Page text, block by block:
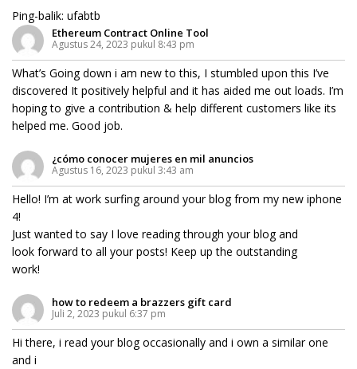
Ping-balik: ufabtb
Ethereum Contract Online Tool
Agustus 24, 2023 pukul 8:43 pm
What’s Going down i am new to this, I stumbled upon this I’ve
discovered It positively helpful and it has aided me out loads. I’m
hoping to give a contribution & help different customers like its
helped me. Good job.
¿cómo conocer mujeres en mil anuncios
Agustus 16, 2023 pukul 3:43 am
Hello! I’m at work surfing around your blog from my new iphone
4!
Just wanted to say I love reading through your blog and
look forward to all your posts! Keep up the outstanding
work!
how to redeem a brazzers gift card
Juli 2, 2023 pukul 6:37 pm
Hi there, i read your blog occasionally and i own a similar one
and i